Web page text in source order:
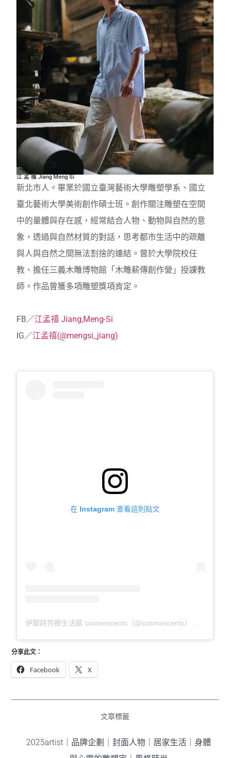
江 孟 禧 Jiang Meng Si
新北市人。畢業於國立臺灣藝術大學雕塑學系、國立
臺北藝術大學美術創作碩士班。創作關注雕塑在空間
中的量體與存在感，經常結合人物、動物與自然的意
象，透過與自然材質的對話，思考都市生活中的疏離
與人與自然之間無法割捨的連結。曾於大學院校任
教、擔任三義木雕博物館「木雕薪傳創作營」授課教
師。作品曾獲多項雕塑獎項肯定。
FB／江孟禧 Jiang,Meng-Si
IG／江孟禧(@mengsi_jiang)
在 Instagram 查看這則貼文
分享此文：
Facebook X
文章標籤
2025artist 品牌企劃 封面人物 居家生活
身體